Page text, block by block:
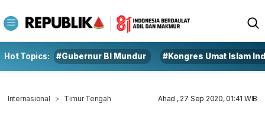
Hot Topics: #Gubernur BI Mundur #Kongres Umat Islam
Internasional Timur Tengah Ahad , 27 Sep 2020, 01:41 WIB